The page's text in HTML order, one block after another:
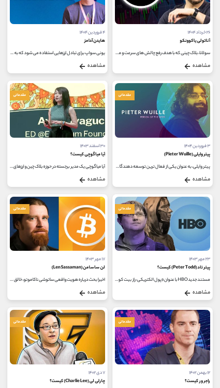
۲۶ خرداد ۱۴۰۴
آناتولی یاکوونکو
سولانا، بلاک ‌چینی که با هدف رفع چالش ‌های سرعت و مقیاس ‌پذیری ایجاد شد، امروز به یکی از ارکان مهم دنیای ارزهای دیجیتال...
مشاهده
۴ فروردین ۱۴۰۴
هایدن آدامز
یونی سواپ برای تبادل ارزهایی استفاده می شود که به صورت رمزگذاری شده در دنیای ارزهای دیجیتال وجود دارد. در واقع یونی سواپ نوعی...
مشاهده
مقدماتی
۳ فروردین ۱۴۰۴
پیتر وایلی (Pieter Wuille)
پیتر وایلی، به عنوان یکی از فعال ترین توسعه دهندگان بیت کوین و هسته آن شناخته می شود. او همچنین پشت برخی از مهم ترین بروزرسانی...
مشاهده
مقدماتی
۳۰ اسفند ۱۴۰۳
آیا میاگوچی کیست؟
آیا میاگوچی یک مدیر برجسته در حوزه بلاک چین و ارزهای دیجیتال است که به ‌عنوان رئیس بنیاد اتریوم فعالیت می‌کند. او در ژاپن...
مشاهده
مقدماتی
۲۳ مهر ۱۴۰۳
پیتر تاد (Peter Todd) کیست؟
مستند جدید HBO با عنوان «پول الکتریکی: راز بیت کوین» ادعای بحث برانگیزی داشت: پیتر تاد (Peter Todd)، توسعه دهنده کانادایی بیت...
مشاهده
مقدماتی
۱۷ مهر ۱۴۰۳
لن ساسامن (Len Sassaman)
اخیرا بحث درباره هویت واقعی ساتوشی ناکاموتو، خالق بیت کوین، همواره یکی از موضوعات داغ دنیای فناوری و ارزهای دیجیتال بوده...
مشاهده
مقدماتی
۱۲ بهمن ۱۴۰۲
راجر ور کیست؟
مقدماتی
۷ دی ۱۴۰۲
چارلی لی (Charlie Lee) کیست؟
کانال بله @alirezamehrabi_official